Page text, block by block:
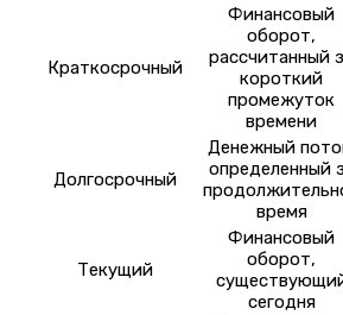
Краткосрочный
Финансовый
оборот,
рассчитанный
короткий
промежуток
времени
Долгосрочный
Денежный
определенный
время
Текущий
Финансовый
оборот,
сегодня